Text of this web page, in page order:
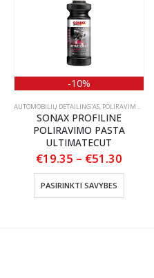
-10%
AUTOMOBILIŲ DETAILING'AS, POLIRAVIMAS
SONAX PROFILINE
POLIRAVIMO PASTA
ULTIMATECUT
€19.35 – €51.30
€51.30
PASIRINKTI SAVYBES
This product has multiple variants. The options may be chosen on the product page